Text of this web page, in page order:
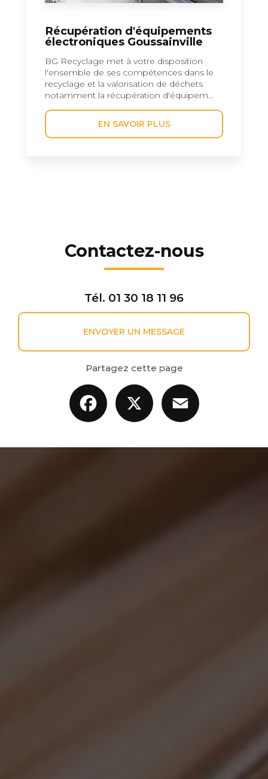
Récupération d'équipements
électroniques Goussainville
BG Recyclage met à votre disposition
l'ensemble de ses compétences dans le
recyclage et la valorisation de déchets
notamment la récupération d'équipem...
EN SAVOIR PLUS
Contactez-nous
Tél. 01 30 18 11 96
ENVOYER UN MESSAGE
Partagez cette page
Facebook